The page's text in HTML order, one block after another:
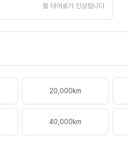
월 대여료가 인상됩니다
20,000km
40,000km